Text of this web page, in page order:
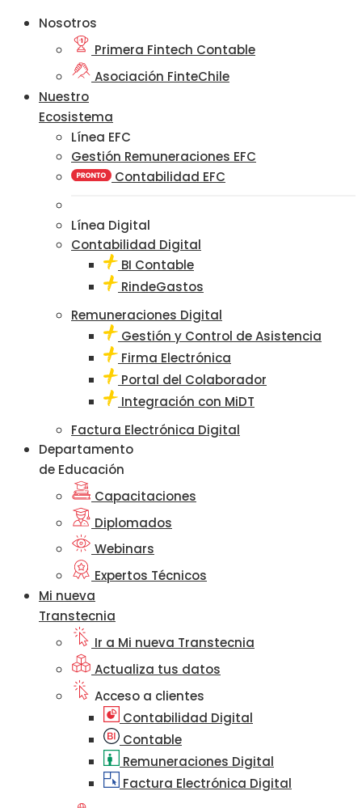
Nosotros
Primera Fintech Contable
Asociación FinteChile
Nuestro
Ecosistema
Línea EFC
Gestión Remuneraciones EFC
Contabilidad EFC
Línea Digital
Contabilidad Digital
BI Contable
RindeGastos
Remuneraciones Digital
Gestión y Control de Asistencia
Firma Electrónica
Portal del Colaborador
Integración con MiDT
Factura Electrónica Digital
Departamento
de Educación
Capacitaciones
Diplomados
Webinars
Expertos Técnicos
Mi nueva
Transtecnia
Ir a Mi nueva Transtecnia
Actualiza tus datos
Acceso a clientes
Contabilidad Digital
Contable
Remuneraciones Digital
Factura Electrónica Digital